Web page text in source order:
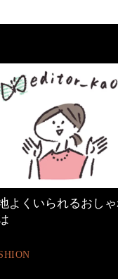
られるおしゃれ